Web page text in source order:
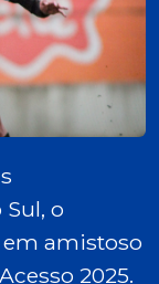
o
amistoso
2025.